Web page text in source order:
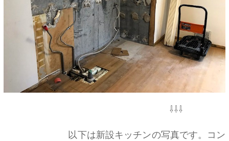
⇩⇩⇩
以下は新設キッチンの写真です。コン